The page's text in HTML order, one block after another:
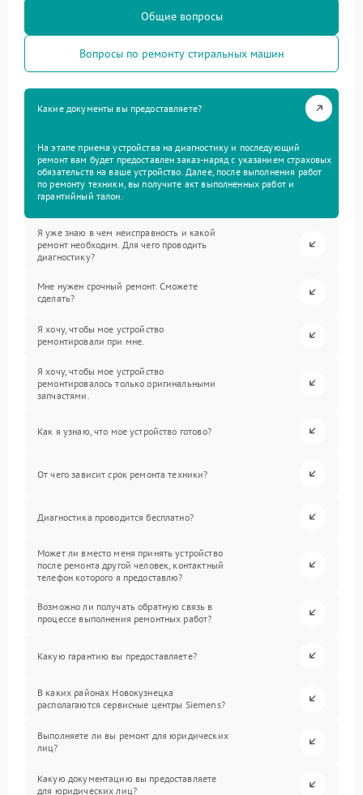
Общие вопросы
Вопросы по ремонту стиральных машин
Какие документы вы предоставляете?
На этапе приема устройства на диагностику и последующий
ремонт вам будет предоставлен заказ-наряд с указанием страховых
обязательств на ваше устройство. Далее, после выполнения работ
по ремонту техники, вы получите акт выполненных работ и
гарантийный талон.
Я уже знаю в чем неисправность и какой
ремонт необходим. Для чего проводить
диагностику?
Мне нужен срочный ремонт. Сможете
сделать?
Я хочу, чтобы мое устройство
ремонтировали при мне.
Я хочу, чтобы мое устройство
ремонтировалось только оригинальными
запчастями.
Как я узнаю, что мое устройство готово?
От чего зависит срок ремонта техники?
Диагностика проводится бесплатно?
Может ли вместо меня принять устройство
после ремонта другой человек, контактный
телефон которого я предоставлю?
Возможно ли получать обратную связь в
процессе выполнения ремонтных работ?
Какую гарантию вы предоставляете?
В каких районах Новокузнецка
располагаются сервисные центры Siemens?
Выполняете ли вы ремонт для юридических
лиц?
Какую документацию вы предоставляете
для юридических лиц?